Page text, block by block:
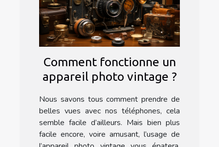
Comment fonctionne un
appareil photo vintage ?
Nous savons tous comment prendre de
belles vues avec nos téléphones, cela
semble facile d’ailleurs. Mais bien plus
facile encore, voire amusant, l’usage de